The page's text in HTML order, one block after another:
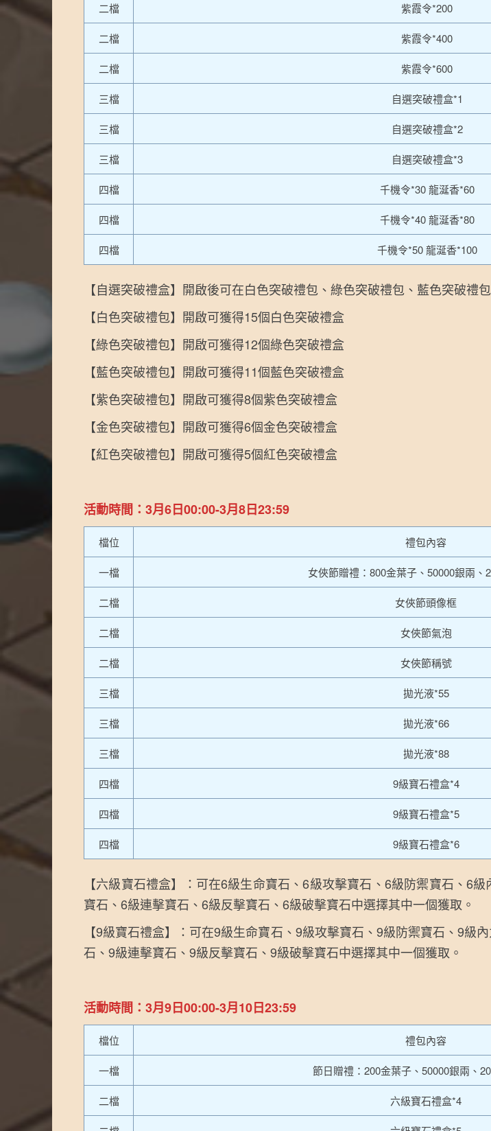
二檔 紫霞令*200
二檔 紫霞令*400
二檔 紫霞令*600
三檔 自選突破禮盒*1
三檔 自選突破禮盒*2
三檔 自選突破禮盒*3
四檔 千機令*30 龍涎香*60
四檔 千機令*40 龍涎香*80
四檔 千機令*50 龍涎香*100
【自選突破禮盒】開啟後可在白色突破禮包、綠色突破禮包、藍色突破
【白色突破禮包】開啟可獲得15個白色突破禮盒
【綠色突破禮包】開啟可獲得12個綠色突破禮盒
【藍色突破禮包】開啟可獲得11個藍色突破禮盒
【紫色突破禮包】開啟可獲得8個紫色突破禮盒
【金色突破禮包】開啟可獲得6個金色突破禮盒
【紅色突破禮包】開啟可獲得5個紅色突破禮盒
活動時間：3月6日00:00-3月8日23:59
檔位 禮包內容
一檔 女俠節贈禮：800金葉子、50000銀兩、
二檔 女俠節頭像框
二檔 女俠節氣泡
二檔 女俠節稱號
三檔 拋光液*55
三檔 拋光液*66
三檔 拋光液*88
四檔 9級寶石禮盒*4
四檔 9級寶石禮盒*5
四檔 9級寶石禮盒*6
【六級寶石禮盒】：可在6級生命寶石、6級攻擊寶石、6級防禦寶石、6
寶石、6級連擊寶石、6級反擊寶石、6級破擊寶石中選擇其中一個獲取。
【9級寶石禮盒】：可在9級生命寶石、9級攻擊寶石、9級防禦寶石、9
石、9級連擊寶石、9級反擊寶石、9級破擊寶石中選擇其中一個獲取。
活動時間：3月9日00:00-3月10日23:59
檔位 禮包內容
一檔 節日贈禮：200金葉子、50000銀兩、
二檔 六級寶石禮盒*4